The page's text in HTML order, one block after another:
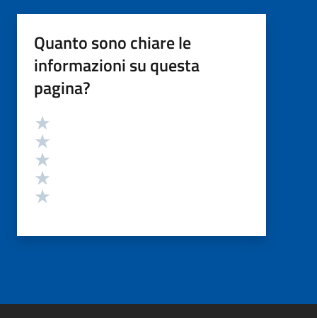
Quanto sono chiare le
informazioni su questa
pagina?
Valutazione